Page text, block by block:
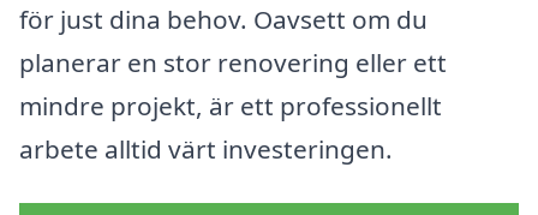
för just dina behov. Oavsett om du
planerar en stor renovering eller ett
mindre projekt, är ett professionellt
arbete alltid värt investeringen.